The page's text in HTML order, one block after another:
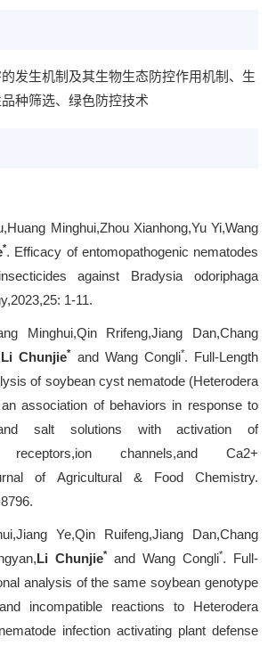
发生机制及其生物生态防控作用机制、生
种筛选、绿色防控技术
Minghui,Zhou Xianhong,Yu Yi,Wang
*. Efficacy of entomopathogenic nematodes
against Bradysia odoriphaga
1-11.
Minghui,Qin Rrifeng,Jiang Dan,Chang
Li Chunjie* and Wang Congli*. Full-Length
of soybean cyst nematode (Heterodera
association of behaviors in response to
salt solutions with activation of
receptors,ion channels,and Ca2+
of Agricultural & Food Chemistry.
Ye,Qin Ruifeng,Jiang Dan,Chang
Li Chunjie* and Wang Congli*. Full-
analysis of the same soybean genotype
incompatible reactions to Heterodera
infection activating plant defense